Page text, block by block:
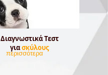
Διαγνωστικά Τεστ
γιασκύλους
περισσότερα